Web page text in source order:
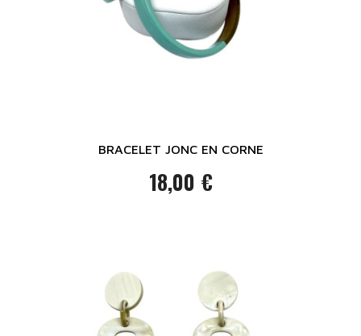
BRACELET JONC EN CORNE
Prix
18,00 €